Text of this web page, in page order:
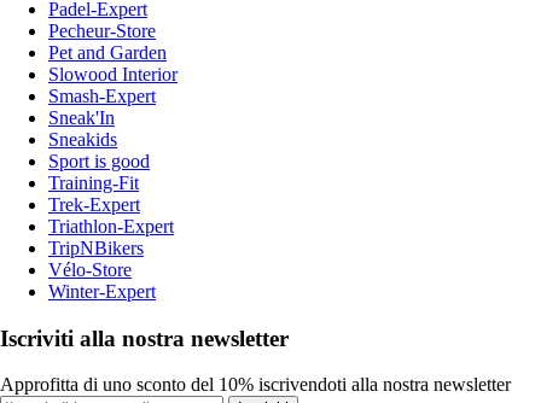
Padel-Expert
Pecheur-Store
Pet and Garden
Slowood Interior
Smash-Expert
Sneak'In
Sneakids
Sport is good
Training-Fit
Trek-Expert
Triathlon-Expert
TripNBikers
Vélo-Store
Winter-Expert
Iscriviti alla nostra newsletter
Approfitta di uno sconto del 10% iscrivendoti alla nostra newsletter